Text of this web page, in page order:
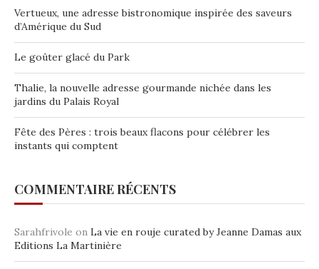
Vertueux, une adresse bistronomique inspirée des saveurs
d’Amérique du Sud
Le goûter glacé du Park
Thalie, la nouvelle adresse gourmande nichée dans les
jardins du Palais Royal
Fête des Pères : trois beaux flacons pour célébrer les
instants qui comptent
COMMENTAIRE RÉCENTS
Sarahfrivole on La vie en rouje curated by Jeanne Damas aux
Editions La Martinière